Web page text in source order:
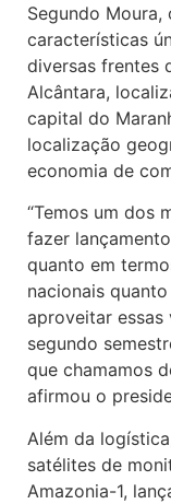
Segundo
características
diversas frentes
Alcântara,
capital do
localização
economia de
“Temos um dos
fazer
quanto em
nacionais
aproveitar essas
segundo
que chamamos
afirmou o
Além da
satélites de
Amazonia-1,